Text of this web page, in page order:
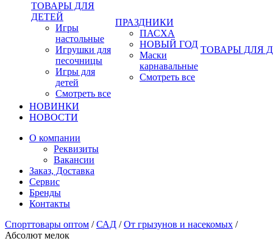
ТОВАРЫ ДЛЯ
ДЕТЕЙ
Игры
настольные
Игрушки для
песочницы
Игры для
детей
Смотреть все
ПРАЗДНИКИ
ПАСХА
НОВЫЙ ГОД
Маски
карнавальные
Смотреть все
ТОВАРЫ ДЛЯ
НОВИНКИ
НОВОСТИ
О компании
Реквизиты
Вакансии
Заказ, Доставка
Сервис
Бренды
Контакты
Спорттовары оптом /САД /От грызунов и насекомых /
Абсолют мелок